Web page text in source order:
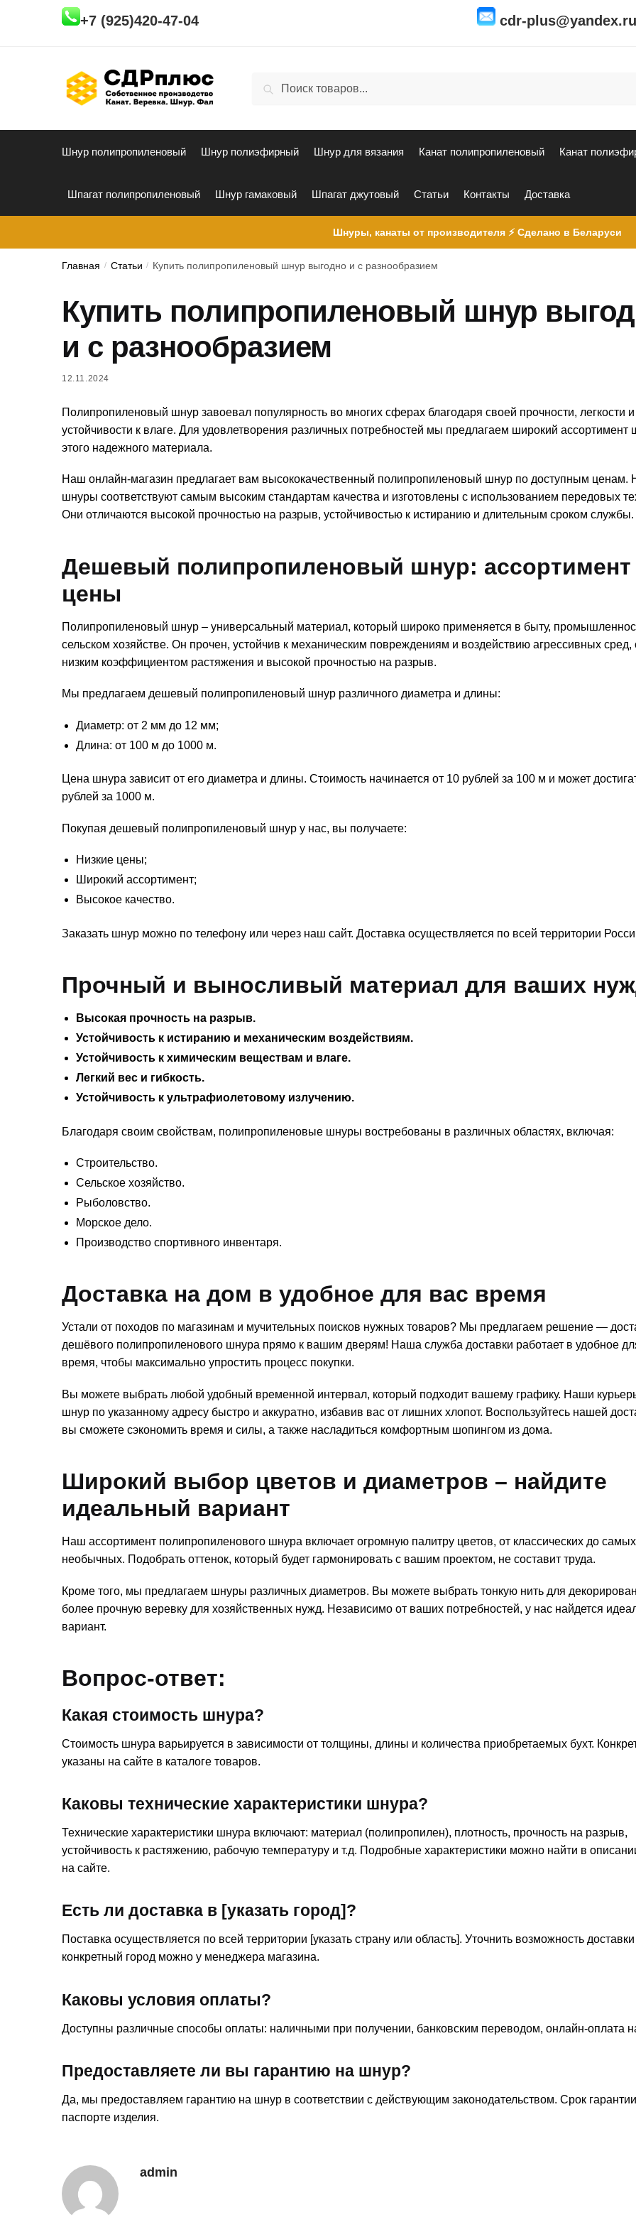
+7 (925)420-47-04 cdr-plus@yandex.ru
Поиск
Шнур полипропиленовый Шнур полиэфирный Шнур для вязания Канат полипропиленовый Канат
Шпагат полипропиленовый Шнур гамаковый Шпагат джутовый Статьи Контакты Доставка
Шнуры, канаты от производителя ⚡ Сделано в Беларуси
Главная / Статьи / Купить полипропиленовый шнур выгодно и с разнообразием
Купить полипропиленовый шнур
и с разнообразием
12.11.2024
Полипропиленовый шнур завоевал популярность во многих сферах благодаря своей прочности, легкости и
устойчивости к влаге. Для удовлетворения различных потребностей мы предлагаем широкий ассортимент
этого надежного материала.
Наш онлайн-магазин предлагает вам высококачественный полипропиленовый шнур по доступным ценам.
шнуры соответствуют самым высоким стандартам качества и изготовлены с использованием передовых
Они отличаются высокой прочностью на разрыв, устойчивостью к истиранию и длительным сроком службы.
Дешевый полипропиленовый шнур: ассортимент
цены
Полипропиленовый шнур – универсальный материал, который широко применяется в быту,
сельском хозяйстве. Он прочен, устойчив к механическим повреждениям и воздействию агрессивных сред,
низким коэффициентом растяжения и высокой прочностью на разрыв.
Мы предлагаем дешевый полипропиленовый шнур различного диаметра и длины:
Диаметр: от 2 мм до 12 мм;
Длина: от 100 м до 1000 м.
Цена шнура зависит от его диаметра и длины. Стоимость начинается от 10 рублей за 100 м и может
рублей за 1000 м.
Покупая дешевый полипропиленовый шнур у нас, вы получаете:
Низкие цены;
Широкий ассортимент;
Высокое качество.
Заказать шнур можно по телефону или через наш сайт. Доставка осуществляется по всей территории
Прочный и выносливый материал для ваших
Высокая прочность на разрыв.
Устойчивость к истиранию и механическим воздействиям.
Устойчивость к химическим веществам и влаге.
Легкий вес и гибкость.
Устойчивость к ультрафиолетовому излучению.
Благодаря своим свойствам, полипропиленовые шнуры востребованы в различных областях, включая:
Строительство.
Сельское хозяйство.
Рыболовство.
Морское дело.
Производство спортивного инвентаря.
Доставка на дом в удобное для вас время
Устали от походов по магазинам и мучительных поисков нужных товаров? Мы предлагаем решение —
дешёвого полипропиленового шнура прямо к вашим дверям! Наша служба доставки работает в удобное
время, чтобы максимально упростить процесс покупки.
Вы можете выбрать любой удобный временной интервал, который подходит вашему графику. Наши
шнур по указанному адресу быстро и аккуратно, избавив вас от лишних хлопот. Воспользуйтесь нашей
вы сможете сэкономить время и силы, а также насладиться комфортным шопингом из дома.
Широкий выбор цветов и диаметров – найдите
идеальный вариант
Наш ассортимент полипропиленового шнура включает огромную палитру цветов, от классических до самых
необычных. Подобрать оттенок, который будет гармонировать с вашим проектом, не составит труда.
Кроме того, мы предлагаем шнуры различных диаметров. Вы можете выбрать тонкую нить для
более прочную веревку для хозяйственных нужд. Независимо от ваших потребностей, у нас найдется
вариант.
Вопрос-ответ:
Какая стоимость шнура?
Стоимость шнура варьируется в зависимости от толщины, длины и количества приобретаемых бухт.
указаны на сайте в каталоге товаров.
Каковы технические характеристики шнура?
Технические характеристики шнура включают: материал (полипропилен), плотность, прочность на разрыв,
устойчивость к растяжению, рабочую температуру и т.д. Подробные характеристики можно найти в
на сайте.
Есть ли доставка в [указать город]?
Поставка осуществляется по всей территории [указать страну или область]. Уточнить возможность
конкретный город можно у менеджера магазина.
Каковы условия оплаты?
Доступны различные способы оплаты: наличными при получении, банковским переводом, онлайн-оплата
Предоставляете ли вы гарантию на шнур?
Да, мы предоставляем гарантию на шнур в соответствии с действующим законодательством. Срок
паспорте изделия.
admin